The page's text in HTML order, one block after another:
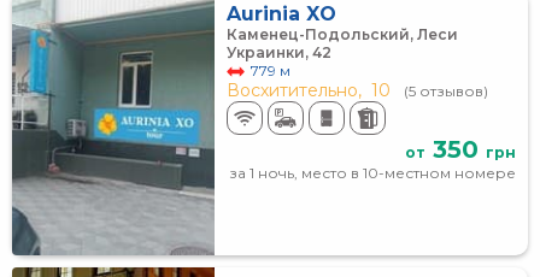
Aurinia XO
Каменец-Подольский, Леси
Украинки, 42
779 м
Восхитительно, 10 (5 отзывов)
от 350 грн
за 1 ночь, место в 10-местном номере